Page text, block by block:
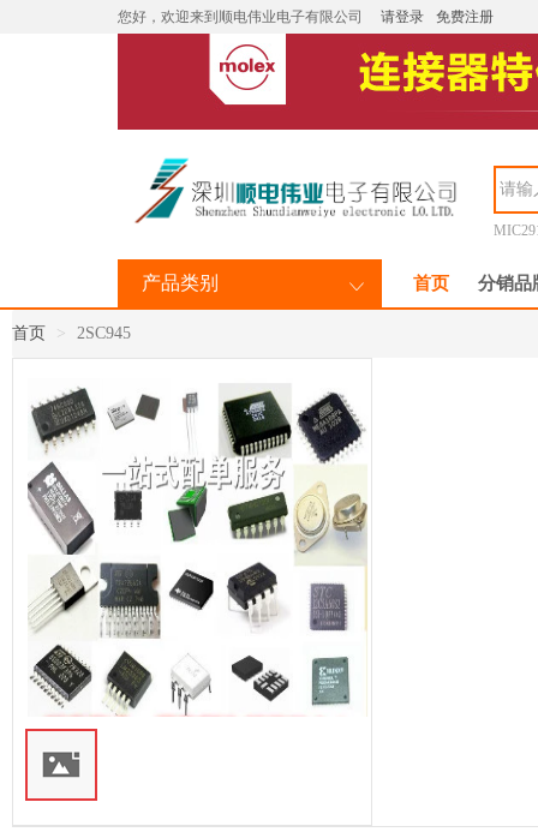
您好，欢迎来到顺电伟业电子有限公司 请登录 免费注册
产品类别 首页 分销品
首页 2SC945